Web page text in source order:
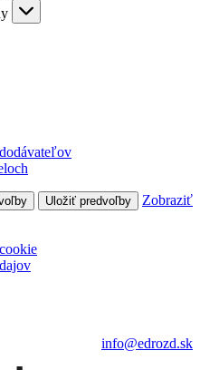
Uložiť predvoľby
Zobraziť
info@edrozd.sk